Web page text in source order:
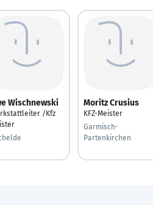
Wischnewski
/Kfz
Moritz Crusius
KFZ-Meister
Garmisch-
Partenkirchen